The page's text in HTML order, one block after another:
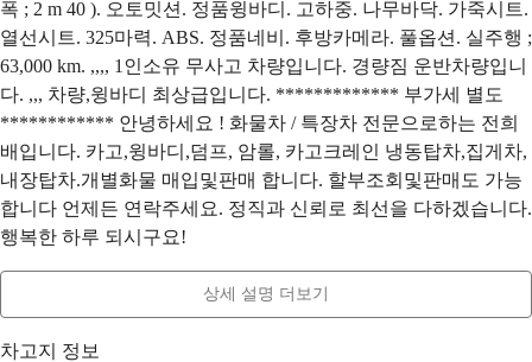
폭 ; 2 m 40 ). 오토밋션. 정품윙바디. 고하중. 나무바닥. 가죽시트.
열선시트. 325마력. ABS. 정품네비. 후방카메라. 풀옵션. 실주행 ;
63,000 km. ,,,, 1인소유 무사고 차량입니다. 경량짐 운반차량입니
다. ,,, 차량,윙바디 최상급입니다. ************* 부가세 별도
************ 안녕하세요 ! 화물차 / 특장차 전문으로하는 전희
배입니다. 카고,윙바디,덤프, 암롤, 카고크레인 냉동탑차,집게차,
내장탑차.개별화물 매입및판매 합니다. 할부조회및판매도 가능
합니다 언제든 연락주세요. 정직과 신뢰로 최선을 다하겠습니다.
행복한 하루 되시구요!
상세 설명 더보기
차고지 정보